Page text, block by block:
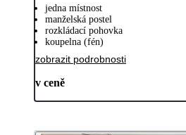
jedna místnost
manželská postel
rozkládací pohovka
koupelna (fén)
zobrazit podrobnosti
v ceně